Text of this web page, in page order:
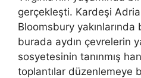
gerçekleşti. Kardeşi
Bloomsbury yakınlarında
burada aydın çevrelerin
sosyetesinin tanınmış
toplantılar düzenlemeye